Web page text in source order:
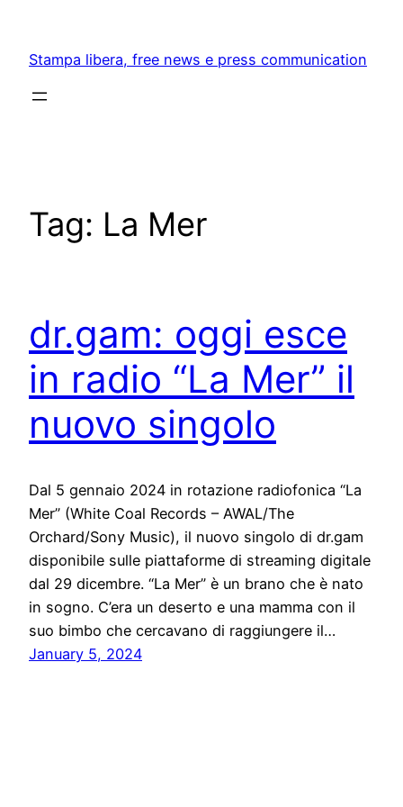
content
Stampa libera, free news e press communication
Tag: La Mer
dr.gam: oggi esce
in radio “La Mer” il
nuovo singolo
Dal 5 gennaio 2024 in rotazione radiofonica “La
Mer” (White Coal Records – AWAL/The
Orchard/Sony Music), il nuovo singolo di dr.gam
disponibile sulle piattaforme di streaming digitale
dal 29 dicembre. “La Mer” è un brano che è nato
in sogno. C’era un deserto e una mamma con il
suo bimbo che cercavano di raggiungere il…
January 5, 2024